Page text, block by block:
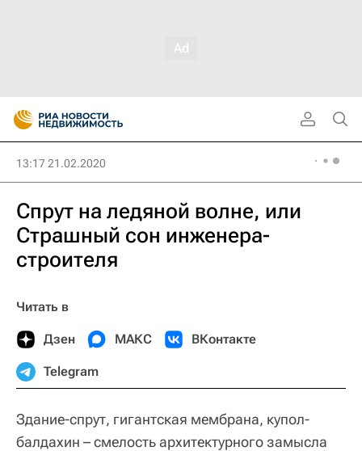
13:17 21.02.2020
Спрут на ледяной волне, или
Страшный сон инженера-
строителя
Читать в
Дзен МАКС ВКонтакте
Telegram
Здание-спрут, гигантская мембрана, купол-
балдахин – смелость архитектурного замысла